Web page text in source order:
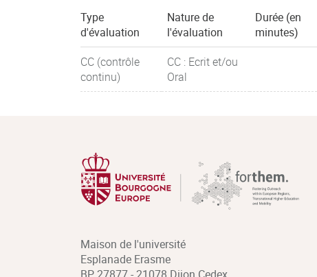
Type
d'évaluation
Nature de
l'évaluation
Durée (en
minutes)
CC (contrôle
continu)
CC : Ecrit et/ou
Oral
Maison de l'université
Esplanade Erasme